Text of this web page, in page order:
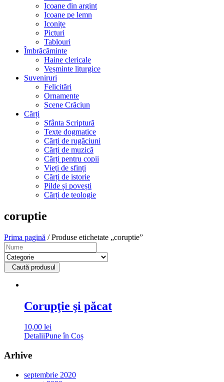
Icoane din argint
Icoane pe lemn
Iconițe
Picturi
Tablouri
Îmbrăcăminte
Haine clericale
Veșminte liturgice
Suveniruri
Felicitări
Ornamente
Scene Crăciun
Cărți
Sfânta Scriptură
Texte dogmatice
Cărți de rugăciuni
Cărți de muzică
Cărți pentru copii
Vieți de sfinți
Cărți de istorie
Pilde și povești
Cărți de teologie
coruptie
Prima pagină / Produse etichetate „coruptie”
Caută produsul
Corupţie şi păcat
10,00 lei
DetaliiPune în Coș
Arhive
septembrie 2020